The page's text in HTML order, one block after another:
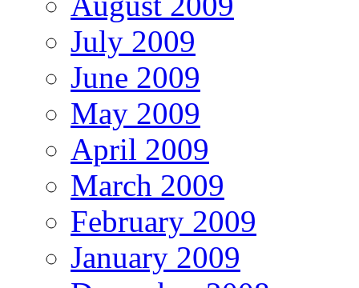
July 2009
June 2009
May 2009
April 2009
March 2009
February 2009
January 2009